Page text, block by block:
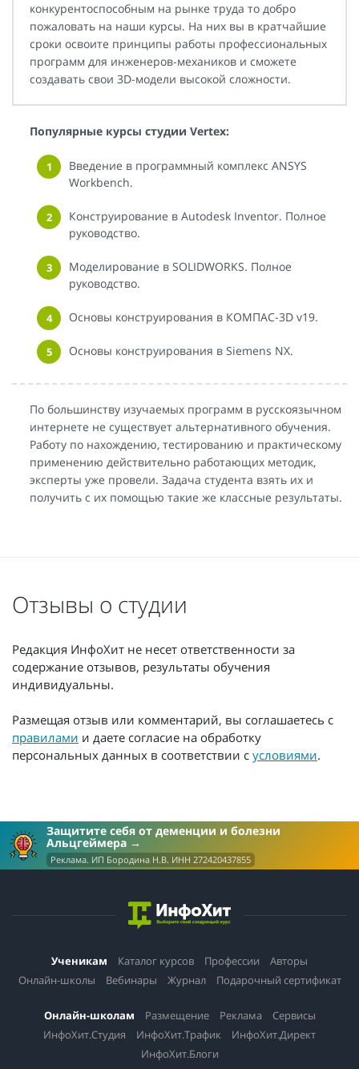
конкурентоспособным на рынке труда то добро
пожаловать на наши курсы. На них вы в кратчайшие
сроки освоите принципы работы профессиональных
программ для инженеров-механиков и сможете
создавать свои 3D-модели высокой сложности.
Популярные курсы студии Vertex:
Введение в программный комплекс ANSYS
Workbench.
Конструирование в Autodesk Inventor. Полное
руководство.
Моделирование в SOLIDWORKS. Полное
руководство.
Основы конструирования в КОМПАС-3D v19.
Основы конструирования в Siemens NX.
По большинству изучаемых программ в русскоязычном
интернете не существует альтернативного обучения.
Работу по нахождению, тестированию и практическому
применению действительно работающих методик,
эксперты уже провели. Задача студента взять их и
получить с их помощью такие же классные результаты.
Отзывы о студии
Редакция ИнфоХит не несет ответственности за
содержание отзывов, результаты обучения
индивидуальны.
Размещая отзыв или комментарий, вы соглашаетесь с
правилами и даете согласие на обработку
персональных данных в соответствии с условиями.
Защитите себя от деменции и болезни
Альцгеймера
Реклама. ИП Бородина Н.В. ИНН 272420437855
Ученикам Каталог курсов Профессии
Авторы
Онлайн-школы
Вебинары Журнал Подарочный сертификат
Онлайн-школам Размещение Реклама
Сервисы
ИнфоХит.Студия
ИнфоХит.Трафик
ИнфоХит.Директ
ИнфоХит.Блоги